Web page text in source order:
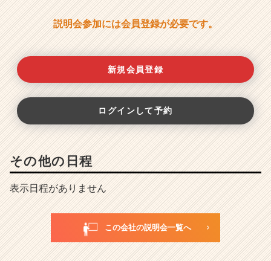
説明会参加には会員登録が必要です。
新規会員登録
ログインして予約
その他の日程
表示日程がありません
この会社の説明会一覧へ